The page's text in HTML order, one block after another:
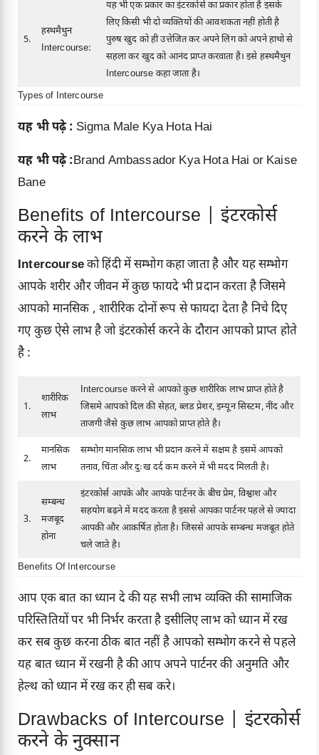
5.
हस्थमैथुन
Intercourse:
यह भी एक प्रकार का इंटरकोर्स का प्रकार होता है इसके
लिए किसी भी दो व्यक्तियों की आवशकता नहीं होती है
पुरुष खुद को ही उत्तेजित कर अपने लिंग को अपने हाथो से
सहला कर खुद को आनंद प्राप्त करवाता है। इसे हस्थमैथुन
Intercourse कहा जाता है।
Types of Intercourse
यह भी पढ़े : Sigma Male Kya Hota Hai
यह भी पढ़े :Brand Ambassador Kya Hota Hai or Kaise
Bane
Benefits of Intercourse | इंटरकोर्स
करने के लाभ
Intercourseको हिंदी में सम्भोग कहा जाता है और यह सम्भोग
आपके शरीर और जीवन में कुछ फायदे भी प्रदान करता है जिसमे
आपको मानसिक , शारीरिक दोनों रूप से फायदा देता है निचे दिए
गए कुछ ऐसे लाभ है जो इंटरकोर्स करने के दौरान आपको प्राप्त होते
है :
1.
शारीरिक
लाभ
Intercourse करने से आपको कुछ शारीरिक लाभ प्राप्त होते है
जिसमे आपको दिल की सेहत, ब्लड प्रेशर, इम्यून सिस्टम, नींद और
ताजगी जैसे कुछ लाभ आपको प्राप्त होते है।
2.
मानसिक
लाभ
सम्भोग मानसिक लाभ भी प्रदान करने में सक्षम है इसमें आपको
तनाव, चिंता और दुःख दर्द कम करने में भी मदद मिलती है।
3.
सम्बन्ध
मजबूद
होना
इंटरकोर्स आपके और आपके पार्टनर के बीच प्रेम, विश्वाश और
सहयोग बढ़ने में मदद करता है इससे आपका पार्टनर पहले से ज्यादा
आपकी और आकर्षित होता है। जिससे आपके सम्बन्ध मजबूत होते
चले जाते है।
Benefits Of Intercourse
आप एक बात का ध्यान दे की यह सभी लाभ व्यक्ति की सामाजिक
परिस्तितियों पर भी निर्भर करता है इसीलिए लाभ को ध्यान में रख
कर सब कुछ करना ठीक बात नहीं है आपको सम्भोग करने से पहले
यह बात ध्यान में रखनी है की आप अपने पार्टनर की अनुमति और
हेल्थ को ध्यान में रख कर ही सब करे।
Drawbacks of Intercourse | इंटरकोर्स
करने के नुक्सान